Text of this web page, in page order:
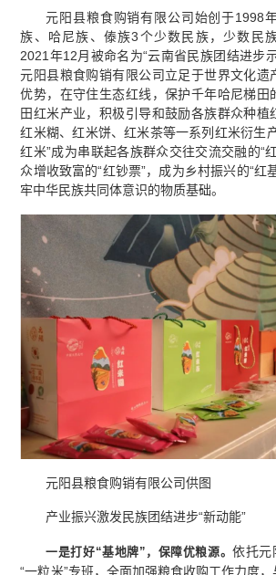
元阳县粮食购销有限公司始创于1998
族、哈尼族、傣族3个少数民族，少数民
2021年12月被命名为“云南省民族团结进步
元阳县粮食购销有限公司立足于世界文化遗
优势，在守住生态红线，保护千年哈尼梯田
田红米产业，积极引导和鼓励各族群众种植
红米糊、红米饼、红米茶等一系列红米衍生
红米”成为串联起各族群众交往交流交融的“
众增收致富的“红钞票”，成为乡村振兴的“红
牢中华民族共同体意识的物质基础。
元阳县粮食购销有限公司供图
产业振兴激发民族团结进步“新动能”
一是打好“基地牌”，保障优粮源。依托元
“一粒米”专班，全面加强粮食收购工作力度，